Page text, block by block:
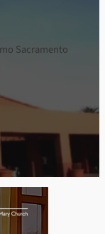
Sacramento